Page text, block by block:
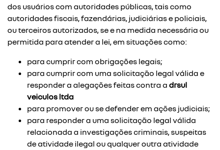
dos usuários com autoridades públicas, tais como
autoridades fiscais, fazendárias, judiciárias e policiais,
ou terceiros autorizados, se e na medida necessária ou
permitida para atender a lei, em situações como:
para cumprir com obrigações legais;
para cumprir com uma solicitação legal válida e
responder a alegações feitas contra a drsul
veiculos ltda
para promover ou se defender em ações judiciais;
para responder a uma solicitação legal válida
relacionada a investigações criminais, suspeitas
de atividade ilegal ou qualquer outra atividade